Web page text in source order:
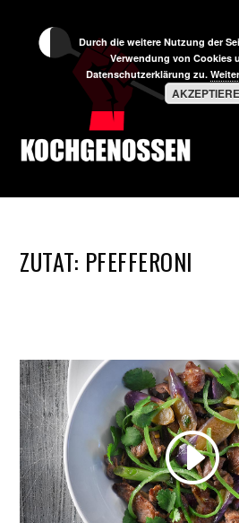
ZUTAT: PFEFFERONI
Durch die weitere Nutzung der
Verwendung von Cookies
Datenschutzerklärung zu.